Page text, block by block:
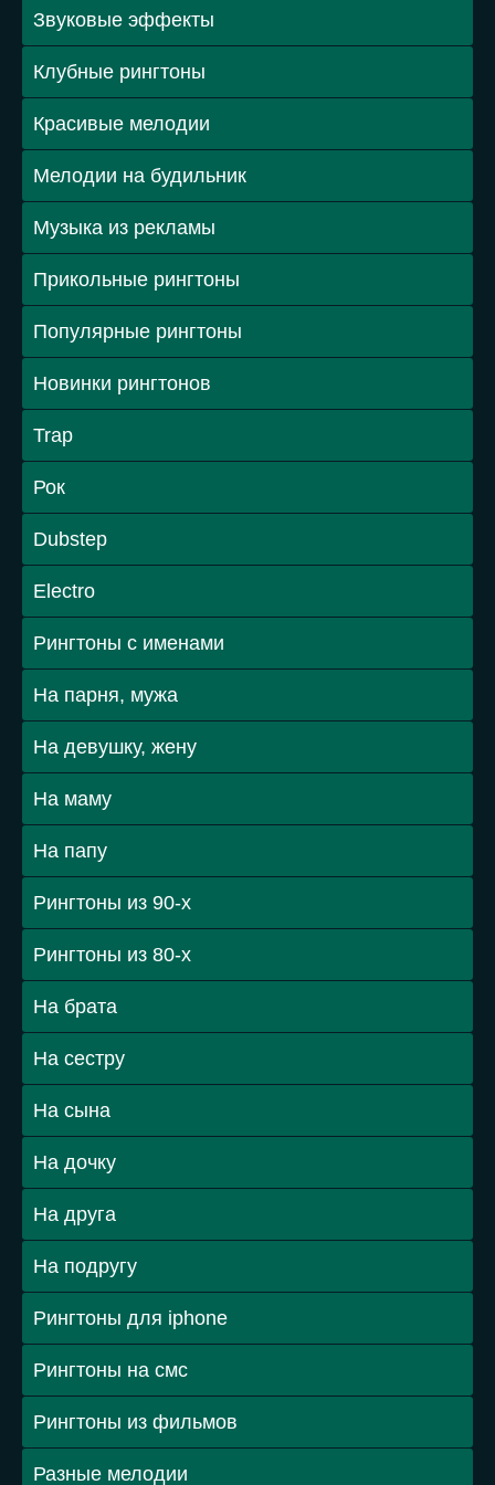
Звуковые эффекты
Клубные рингтоны
Красивые мелодии
Мелодии на будильник
Музыка из рекламы
Прикольные рингтоны
Популярные рингтоны
Новинки рингтонов
Trap
Рок
Dubstep
Electro
Рингтоны с именами
На парня, мужа
На девушку, жену
На маму
На папу
Рингтоны из 90-х
Рингтоны из 80-х
На брата
На сестру
На сына
На дочку
На друга
На подругу
Рингтоны для iphone
Рингтоны на смс
Рингтоны из фильмов
Разные мелодии